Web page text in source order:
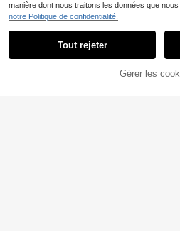
CRAQUEZ DES MAINTENANT
manière dont nous traitons les données que nous
notre Politique de confidentialité.
Tout rejeter
Gérer les